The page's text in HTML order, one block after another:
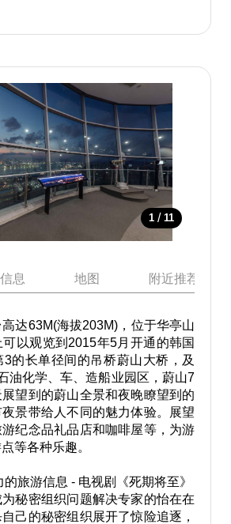
1 / 11
信息 地图 附近推荐景点
达63M(海拔203M)，位于华亭山
以观览到2015年5月开通的韩国
3的长单径间的吊桥蔚山大桥，及
油化学、车、造船业园区，蔚山7
望到的蔚山全景和夜晚瞭望到的
景带给人不同的魅力体验。展望
纪念品礼品店和咖啡屋等，为游
等各种乐趣。
旅游信息 - 电视剧《死期将至》
秘密组织问题解决专家的怡在在
己的秘密组织展开了惊险追逐，